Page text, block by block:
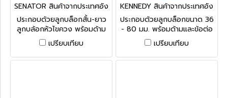
SENATOR สินค้าจากประเทศอัง
กฤษ-1
ประกอบด้วยลูกบล็อกสั้น-ยาว
ลูกบล้อกหัวไขควง พร้อมด้าม
และข้อต่อในชุด Senator
Socket Sets 1/4 - 43 Piece
Metric & Inch
เปรียบเทียบ
KENNEDY สินค้าจากประเทศอัง
กฤษ-1
ประกอบด้วยลูกบล็อกขนาด 36
- 80 มม. พร้อมด้ามและข้อต่อ
ในชุด Kennedy Socket Sets
- 15 Piece Metric Socket
Set
เปรียบเทียบ